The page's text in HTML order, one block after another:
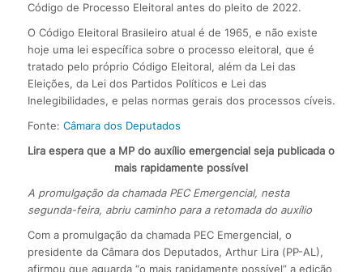
Código de Processo Eleitoral antes do pleito de 2022.
O Código Eleitoral Brasileiro atual é de 1965, e não existe
hoje uma lei específica sobre o processo eleitoral, que é
tratado pelo próprio Código Eleitoral, além da Lei das
Eleições, da Lei dos Partidos Políticos e Lei das
Inelegibilidades, e pelas normas gerais dos processos cíveis.
Fonte: Câmara dos Deputados
Lira espera que a MP do auxílio emergencial seja publicada o
mais rapidamente possível
A promulgação da chamada PEC Emergencial, nesta
segunda-feira, abriu caminho para a retomada do auxílio
Com a promulgação da chamada PEC Emergencial, o
presidente da Câmara dos Deputados, Arthur Lira (PP-AL),
afirmou que aguarda “o mais rapidamente possível” a edição